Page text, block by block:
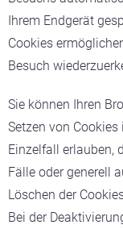
Ihrem Endgerät
Cookies
Besuch
Sie können Ihren
Setzen von
Einzelfall erlauben,
Fälle oder generell
Löschen der
Bei der